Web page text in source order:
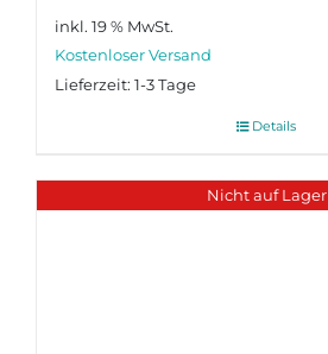
inkl. 19 % MwSt.
Lieferzeit: 1-3 Tage
Details
Nicht auf Lager